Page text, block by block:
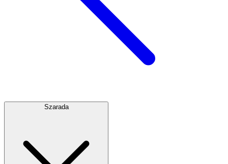
Szarada